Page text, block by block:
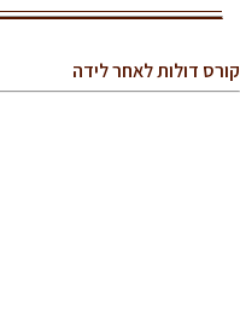
קורס דולות לאחר לידה